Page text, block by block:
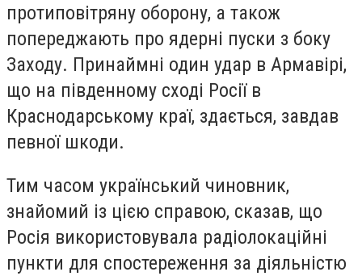
протиповітряну оборону, а також
попереджають про ядерні пуски з боку
Заходу. Принаймні один удар в Армавірі,
що на південному сході Росії в
Краснодарському краї, здається, завдав
певної шкоди.
Тим часом український чиновник,
знайомий із цією справою, сказав, що
Росія використовувала радіолокаційні
пункти для спостереження за діяльністю